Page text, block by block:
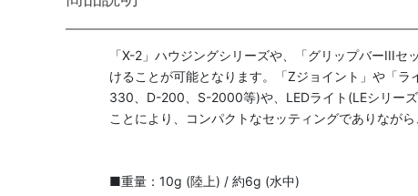
「X-2」ハウジングシリーズや、「グリップバーIII
けることが可能となります。「Zジョイント」や「
330、D-200、S-2000等)や、LEDライト(LEシリー
ことにより、コンパクトなセッティングでありなが
■重量：10g (陸上) / 約6g (水中)